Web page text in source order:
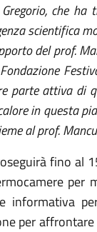
che
scientifica
del prof.
parte attiva di
in questa
al prof.
fino al
per
informativa
per